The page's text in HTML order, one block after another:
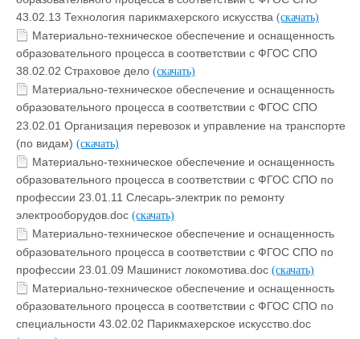
43.02.13 Технология парикмахерского искусства (скачать)
Материально-техническое обеспечение и оснащенность
образовательного процесса в соответствии с ФГОС СПО
38.02.02 Страховое дело (скачать)
Материально-техническое обеспечение и оснащенность
образовательного процесса в соответствии с ФГОС СПО
23.02.01 Организация перевозок и управление на транспорте
(по видам) (скачать)
Материально-техническое обеспечение и оснащенность
образовательного процесса в соответствии с ФГОС СПО по
профессии 23.01.11 Слесарь-электрик по ремонту
электрооборудов.doc (скачать)
Материально-техническое обеспечение и оснащенность
образовательного процесса в соответствии с ФГОС СПО по
профессии 23.01.09 Машинист локомотива.doc (скачать)
Материально-техническое обеспечение и оснащенность
образовательного процесса в соответствии с ФГОС СПО по
специальности 43.02.02 Парикмахерское искусство.doc